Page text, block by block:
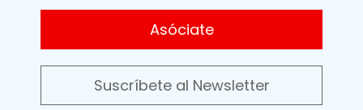
Asóciate
Suscríbete al Newsletter